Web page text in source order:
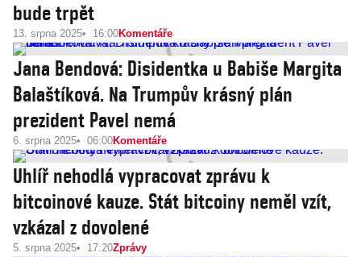
bude trpět
13. srpna 2025 16:00Komentáře
Jana Bendová: Disidentka u Babiše Margita
Balaštíková. Na Trumpův krásný plán
prezident Pavel nemá
6. srpna 2025 06:00Komentáře
Uhlíř nehodlá vypracovat zprávu k
bitcoinové kauze. Stát bitcoiny neměl vzít,
vzkázal z dovolené
5. srpna 2025 17:20Zprávy